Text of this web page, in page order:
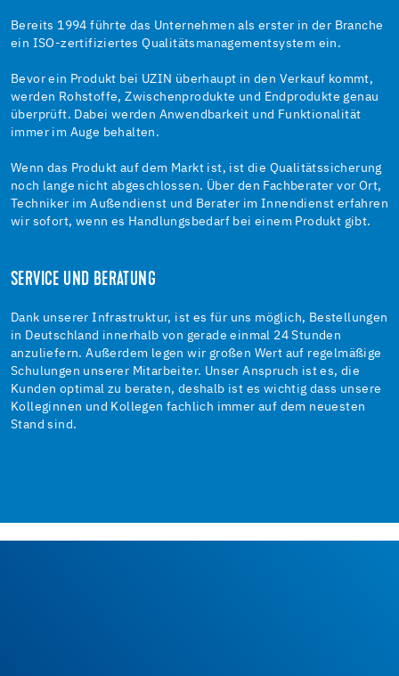
Bereits 1994 führte das Unternehmen als erster in der Branche
ein ISO-zertifiziertes Qualitätsmanagementsystem ein.
Bevor ein Produkt bei UZIN überhaupt in den Verkauf kommt,
werden Rohstoffe, Zwischenprodukte und Endprodukte genau
überprüft. Dabei werden Anwendbarkeit und Funktionalität
immer im Auge behalten.
Wenn das Produkt auf dem Markt ist, ist die Qualitätssicherung
noch lange nicht abgeschlossen. Über den Fachberater vor Ort,
Techniker im Außendienst und Berater im Innendienst erfahren
wir sofort, wenn es Handlungsbedarf bei einem Produkt gibt.
SERVICE UND BERATUNG
Dank unserer Infrastruktur, ist es für uns möglich, Bestellungen
in Deutschland innerhalb von gerade einmal 24 Stunden
anzuliefern. Außerdem legen wir großen Wert auf regelmäßige
Schulungen unserer Mitarbeiter. Unser Anspruch ist es, die
Kunden optimal zu beraten, deshalb ist es wichtig dass unsere
Kolleginnen und Kollegen fachlich immer auf dem neuesten
Stand sind.